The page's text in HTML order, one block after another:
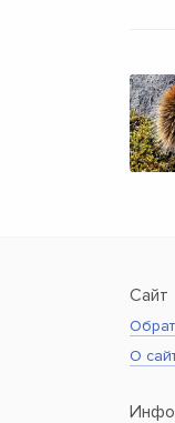
Сайт
О